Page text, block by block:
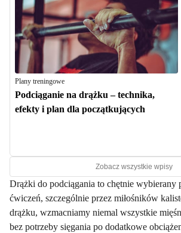
Plany treningowe
Podciąganie na drążku – technika,
efekty i plan dla początkujących
Zobacz wszystkie wpisy
​Drążki do podciągania to chętnie wybierany
ćwiczeń, szczególnie przez miłośników
drążku, wzmacniamy niemal wszystkie
bez potrzeby sięgania po dodatkowe